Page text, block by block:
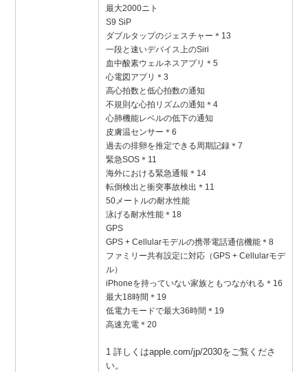
最大2000ニト
S9 SiP
ダブルタップのジェスチャー＊13
一段と速いデバイス上のSiri
血中酸素ウェルネスアプリ＊5
心電図アプリ＊3
高心拍数と低心拍数の通知
不規則な心拍リズムの通知＊4
心肺機能レベルの低下の通知
皮膚温センサー＊6
過去の排卵を推定できる周期記録＊7
緊急SOS＊11
海外における緊急通報＊14
転倒検出と衝突事故検出＊11
50メートルの耐水性能
泳げる耐水性能＊18
GPS
GPS + Cellularモデルの携帯電話通信機能＊8
ファミリー共有設定に対応（GPS + Cellularモデ
ル）
iPhoneを持っていない家族ともつながれる＊16
最大18時間＊19
低電力モードで最大36時間＊19
高速充電＊20
1 詳しくはapple.com/jp/2030をご覧くださ
い。